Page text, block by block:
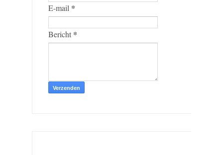
E-mail *
Bericht *